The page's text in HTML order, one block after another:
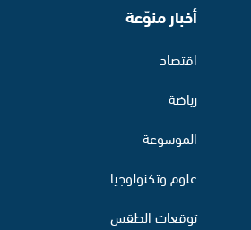
أخبار منوّعة
اقتصاد
رياضة
الموسوعة
علوم وتكنولوجيا
توقعات الطقس